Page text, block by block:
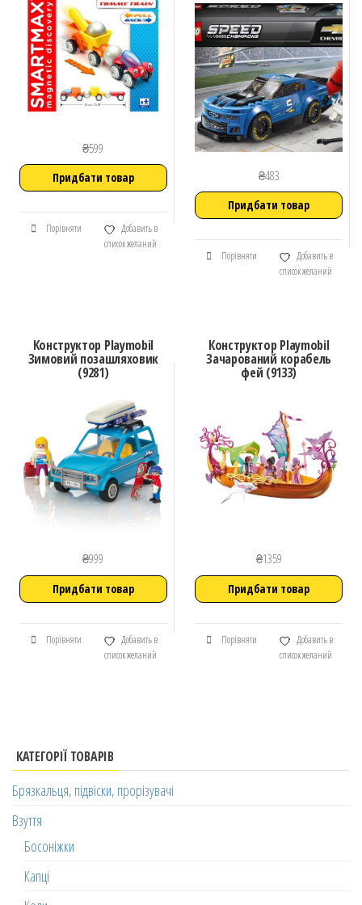
₴599
Придбати товар
Порівняти
Добавить в
список желаний
₴483
Придбати товар
Порівняти
Добавить в
список желаний
Конструктор Playmobil
Зимовий позашляховик
(9281)
₴999
Придбати товар
Порівняти
Добавить в
список желаний
Конструктор Playmobil
Зачарований корабель
фей (9133)
₴1359
Придбати товар
Порівняти
Добавить в
список желаний
КАТЕГОРІЇ ТОВАРІВ
Брязкальця, підвіски, прорізувачі
Взуття
Босоніжки
Капці